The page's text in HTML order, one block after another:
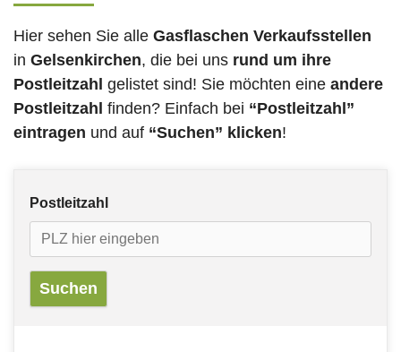
Hier sehen Sie alle Gasflaschen Verkaufsstellen
in Gelsenkirchen, die bei uns rund um ihre
Postleitzahl gelistet sind! Sie möchten eine andere
Postleitzahl finden? Einfach bei “Postleitzahl”
eintragen und auf “Suchen” klicken!
Postleitzahl